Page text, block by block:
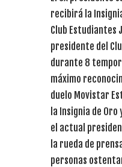
recibirá la
Club Estudiantes
presidente del
durante 8
máximo
duelo Movistar
la Insignia de
el actual
la rueda de
personas